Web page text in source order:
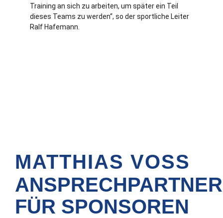
Training an sich zu arbeiten, um später ein Teil
dieses Teams zu werden“, so der sportliche Leiter
Ralf Hafemann.
MATTHIAS VOSS
ANSPRECHPARTNER
FÜR SPONSOREN